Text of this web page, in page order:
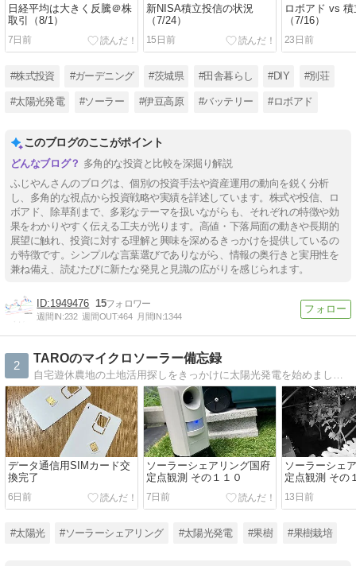
日経平均は大きく反騰＠株
取引（8/1）
7日前
新NISA積立投信の状況
（7/24）
15日前
ロボアド vs 積
（7/16）
23日前
#株式投資 #ガーデニング #茨城県 #田舎暮らし #DIY #別荘
#太陽光発電 #ソーラー #伊豆高原 #バッテリー #ロボアド
このブログのここがポイント
多角的な投資と比較を深掘り解説
ふじやんさんのブログは、個別の投資手法や資産運用の動向を鋭く分析
し、多角的な視点から投資戦略や実績を詳述しています。株式や投信、ロ
ボアド、除草剤まで、多彩なテーマを扱いながらも、それぞれの特徴や効
果をわかりやすく伝える工夫が光ります。高値・下落局面の動きや長期的
展望に触れ、投資に対する理解と興味を深めるきっかけを提供しているの
が特徴です。シンプルな言葉選びでありながら、情報の奥行きと実用性を
兼ね備え、読むたびに新たな発見と見識の広がりを感じられます。
1949476 15
週間IN:232 週間OUT:464 月間IN:1344
2
TAROのマイクロソーラー備忘録
自宅遊休農地の土地活用探しをきっかけに太陽光発電を始めました。在住する神奈川県西部地区は太陽光向けの土地ではありませんが工夫して収益を上げたいと考えています。
データ通信用SIMカード交
換完了
6日前
ソーラーシェアリング国府
定点観測 その１１０
7日前
ソーラーシェ
定点観測 その
13日前
#太陽光 #ソーラーシェアリング #太陽光発電 #果樹 #果樹栽培